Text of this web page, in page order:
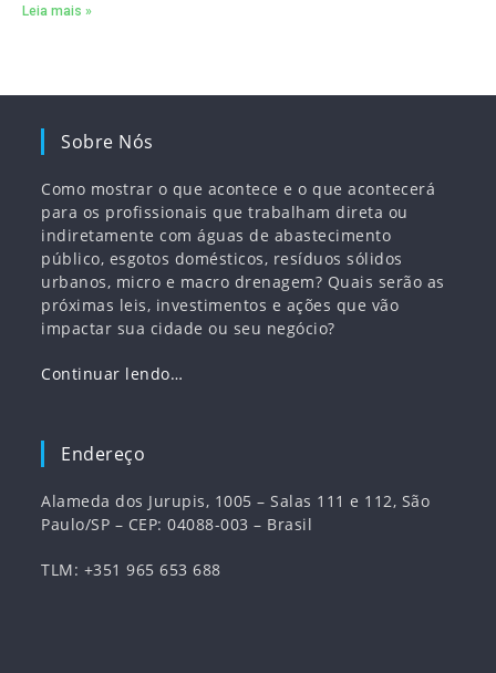
Leia mais »
Sobre Nós
Como mostrar o que acontece e o que acontecerá
para os profissionais que trabalham direta ou
indiretamente com águas de abastecimento
público, esgotos domésticos, resíduos sólidos
urbanos, micro e macro drenagem? Quais serão as
próximas leis, investimentos e ações que vão
impactar sua cidade ou seu negócio?
Continuar lendo…
Endereço
Alameda dos Jurupis, 1005 – Salas 111 e 112, São
Paulo/SP – CEP: 04088-003 – Brasil
TLM: +351 965 653 688